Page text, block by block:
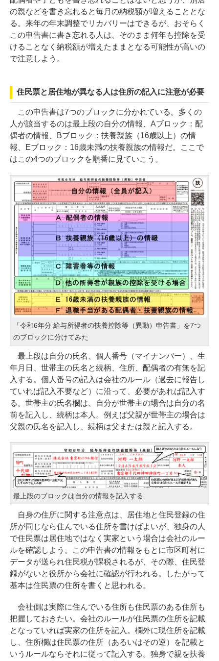
の親などを書き忘れると毎月の納税額が増えることとな
る。来年の年末調整でリカバリーはできるが、おそらく
この申告書に書き忘れる人は、そのまま何年も控除を受
けることなく納税額が増えたままとなる可能性が高いの
で注意しよう。
住民票と居住地が異なる人は住所の記入に注意が必要
この申告書は7つのブロックに分かれている。多くの
人が該当するのは最上段の自分の情報、Aブロック：配
偶者の情報、Bブロック：扶養親族（16歳以上）の情
報、Eブロック：16歳未満の扶養親族の情報だ。ここで
はこの4つのブロックを順番に見ていこう。
「令和6年分 給与所得者の扶養控除等（異動）申告書」を7つ
のブロックに分けてみた
最上段は自分の氏名、個人番号（マイナンバー）、生
年月日、世帯主の氏名と続柄、住所、配偶者の有無を記
入する。個人番号の記入は会社のルール（過去に報告し
ていれば記入不要など）に沿って、必要があれば記入す
る。世帯主の氏名欄は、自分が世帯主の場合は自分の名
前を記入し、続柄は本人。例えば父親が世帯主の場合は
父親の氏名を記入し、続柄は父または親と記入する。
最上段のブロックは自分の情報を記入する
自身の住所に関する注意点は、居住地と住民登録の住
所が同じなら住んでいる住所を書けばよいが、独身の人
で住民票は居住地ではなく実家という場合は会社のルー
ルを確認しよう。この申告書の情報をもとに市区町村に
データが送られ住民税が課税されるが、その際、住民登
録がないと役所から会社に確認が行われる。したがって
基本は住民票の住所を書くと思われる。
会社側は実際に住んでいる住所も住民票のある住所も
把握しておきたい。会社のルールが住民票の住所を記載
となっていれば実家の住所を記入。欄外に現住所を記載
し、住所欄は住民票の住所（あるいはその逆）を記載と
いうルールならそれに従って記入する。独身で親を扶養